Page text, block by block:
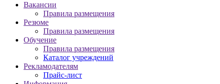
Вакансии
Правила размещения
Резюме
Правила размещения
Обучение
Правила размещения
Каталог учреждений
Рекламодателям
Прайс-лист